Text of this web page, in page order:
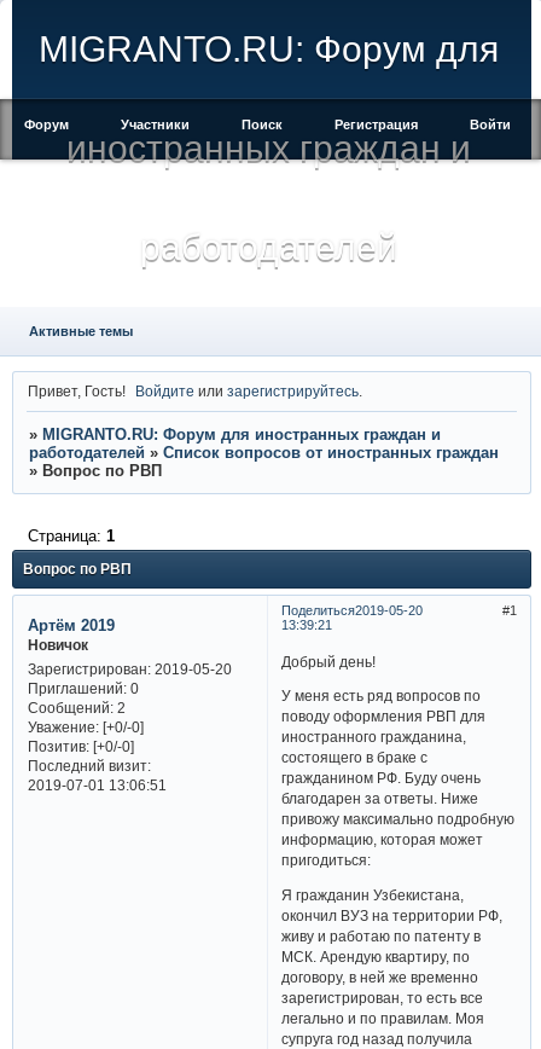
MIGRANTO.RU: Форум для
иностранных граждан и
работодателей
Форум Участники Поиск Регистрация Войти
Активные темы
Привет, Гость! Войдите илизарегистрируйтесь
» MIGRANTO.RU: Форум для иностранных граждан и
работодателей » Список вопросов от иностранных граждан
» Вопрос по РВП
Вопрос по РВП
Страница: 1
Поделиться 1
2019-05-20
13:39:21
Артём 2019
Новичок
Зарегистрирован: 2019-05-20
Приглашений:0
Сообщений:2
Уважение: [+0/-0]
Позитив: [+0/-0]
Последний визит:
2019-07-01 13:06:51
Добрый день!
У меня есть ряд вопросов по
поводу оформления РВП для
иностранного гражданина,
состоящего в браке с
гражданином РФ. Буду очень
благодарен за ответы. Ниже
привожу максимально подробную
информацию, которая может
пригодиться:
Я гражданин Узбекистана,
окончил ВУЗ на территории РФ,
живу и работаю по патенту в
МСК. Арендую квартиру, по
договору, в ней же временно
зарегистрирован, то есть все
легально и по правилам. Моя
супруга год назад получила